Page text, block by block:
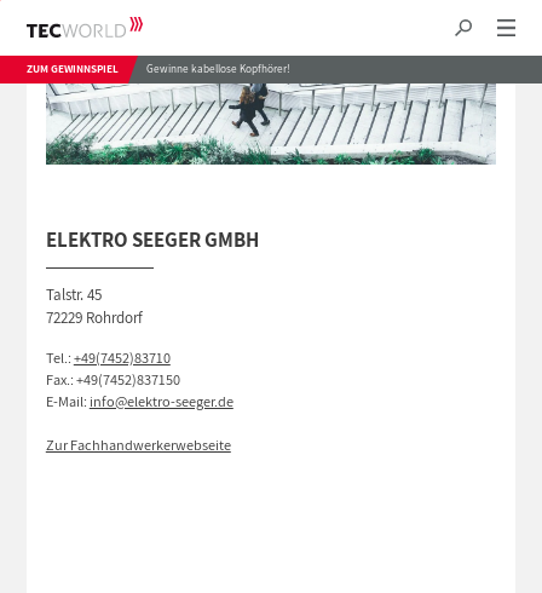
ZUM GEWINNSPIEL Gewinne kabellose Kopfhörer!
ELEKTRO SEEGER GMBH
Talstr. 45
72229 Rohrdorf
Tel.:+49(7452)83710
Fax.: +49(7452)837150
E-Mail: info@elektro-seeger.de
Zur Fachhandwerkerwebseite